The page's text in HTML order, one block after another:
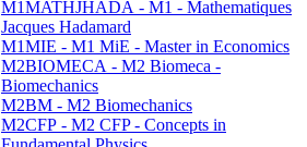
M1MATHJHADA - M1 - Mathematiques
Jacques Hadamard
M1MIE - M1 MiE - Master in Economics
M2BIOMECA - M2 Biomeca -
Biomechanics
M2BM - M2 Biomechanics
M2CFP - M2 CFP - Concepts in